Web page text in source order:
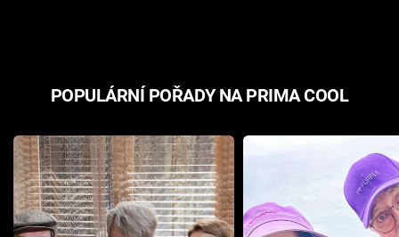
POPULÁRNÍ POŘADY NA PRIMA COOL